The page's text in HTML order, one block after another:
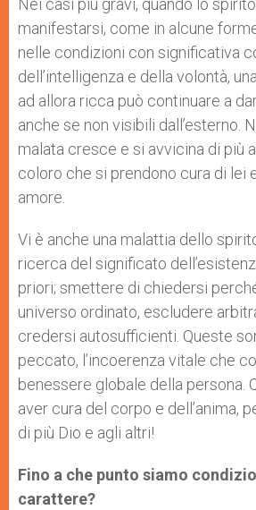
Nei casi più gravi, quando lo
manifestarsi, come in alcune
nelle condizioni con significativa
dell’intelligenza e della volontà,
ad allora ricca può continuare a
anche se non visibili dall’esterno.
malata cresce e si avvicina di più
coloro che si prendono cura di lei
amore.
Vi è anche una malattia dello
ricerca del significato
priori; smettere di chiedersi
universo ordinato, escludere
credersi autosufficienti. Queste
peccato, l’incoerenza vitale che
benessere globale della persona.
aver cura del corpo e dell’anima,
di più Dio e agli altri!
Fino a che punto siamo
carattere?